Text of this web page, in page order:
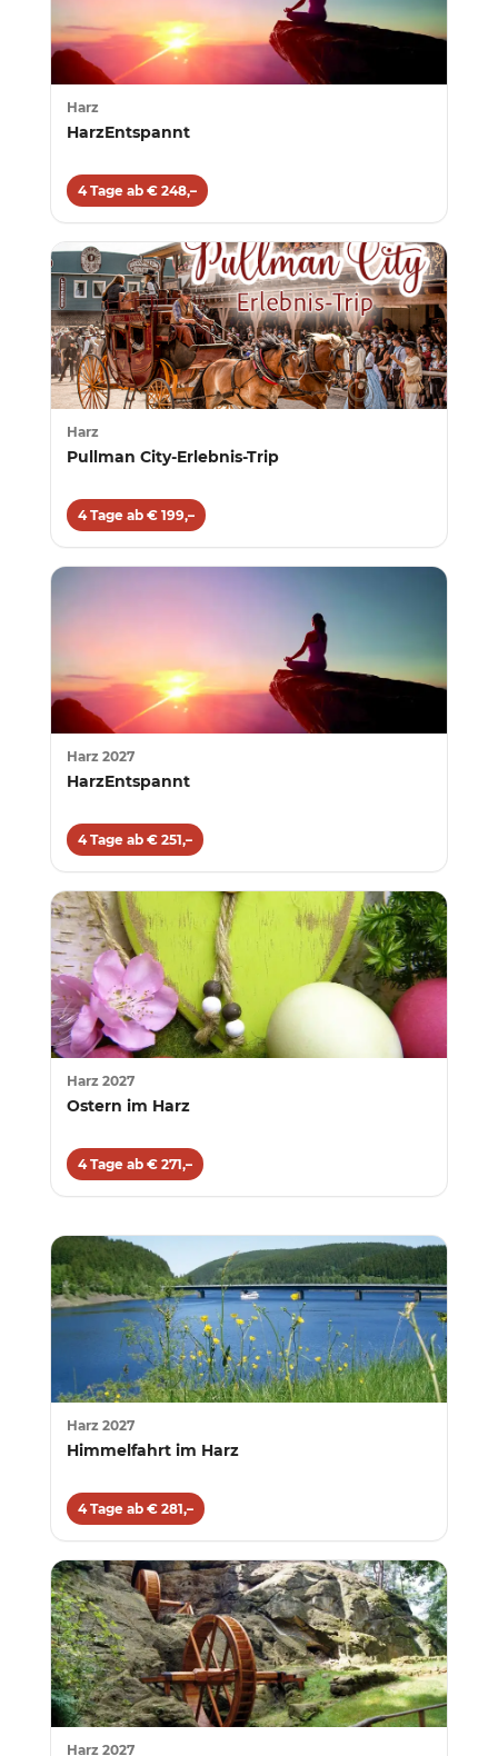
Harz
HarzEntspannt
4 Tage ab € 248,–
Harz
Pullman City-Erlebnis-Trip
4 Tage ab € 199,–
Harz 2027
HarzEntspannt
4 Tage ab € 251,–
Harz 2027
Ostern im Harz
4 Tage ab € 271,–
Harz 2027
Himmelfahrt im Harz
4 Tage ab € 281,–
Harz 2027